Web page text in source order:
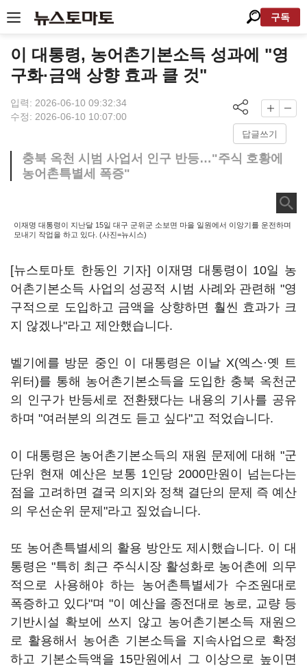
구독
이 대통령, 농어촌기본소득 성과에 "영
구화·금액 상향 효과 클 것"
입력: 2026-06-10 09:32:34
수정: 2026-06-10 10:07:00
답글쓰기
충북 옥천 시범 사업서 인구 반등…"주식 호황에
농어촌특별세 폭증"
이재명 대통령이 지난달 15일 대구 군위군 소보면 마을 일원에서 이앙기를 운전하며
모내기 작업을 하고 있다. (사진=뉴시스)
[뉴스토마토 한동인 기자] 이재명 대통령이 10일 농
어촌기본소득 사업의 성공적 시범 사례와 관련해 "영
구적으로 도입하고 금액을 상향하면 훨씬 효과가 크
지 않겠나"라고 제안했습니다.
벨기에를 방문 중인 이 대통령은 이날 X(엑스·옛 트
위터)를 통해 농어촌기본소득을 도입한 충북 옥천군
의 인구가 반등세로 전환됐다는 내용의 기사를 공유
하며 "여러분의 의견도 듣고 싶다"고 적었습니다.
이 대통령은 농어촌기본소득의 재원 문제에 대해 "군
단위 현재 예산은 보통 1인당 2000만원이 넘는다는
점을 고려하면 결국 의지와 정책 결단의 문제 즉 예산
의 우선순위 문제"라고 짚었습니다.
또 농어촌특별세의 활용 방안도 제시했습니다. 이 대
통령은 "특히 최근 주식시장 활성화로 농어촌에 의무
적으로 사용해야 하는 농어촌특별세가 수조원대로
폭증하고 있다"며 "이 예산을 종전대로 농로, 교량 등
기반시설 확보에 쓰지 않고 농어촌기본소득 재원으
로 활용해서 농어촌 기본소득을 지속사업으로 확정
하고 기본소득액을 15만원에서 그 이상으로 높이면